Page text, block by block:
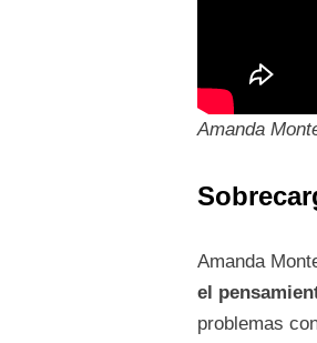
Amanda
Amanda
el
problemas